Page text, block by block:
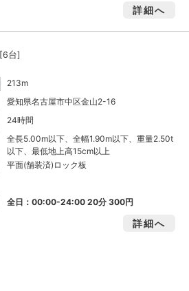
詳細へ
[6台]
213m
愛知県名古屋市中区金山2-16
24時間
全長5.00m以下、全幅1.90m以下、重量2.50t
以下、最低地上高15cm以上
平面(舗装済)ロック板
全日：00:00-24:00 20分300円
詳細へ